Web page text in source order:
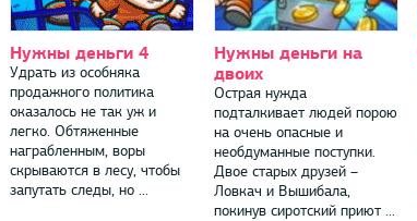
Нужны деньги 4
Удрать из особняка
продажного политика
оказалось не так уж и
легко. Обтяженные
награбленным, воры
скрываются в лесу, чтобы
запутать следы, но ...
Нужны деньги на
двоих
Острая нужда
подталкивает людей порою
на очень опасные и
необдуманные поступки.
Двое старых друзей –
Ловкач и Вышибала,
покинув сиротский приют ...